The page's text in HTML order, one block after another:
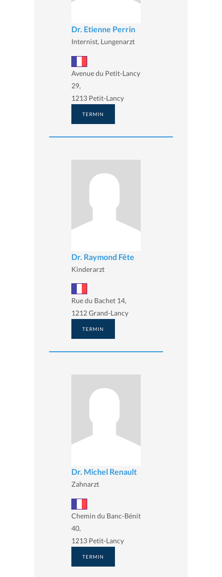
Dr. Etienne Perrin
Internist, Lungenarzt
Avenue du Petit-Lancy
29,
1213 Petit-Lancy
TERMIN
Dr. Raymond Fête
Kinderarzt
Rue du Bachet 14,
1212 Grand-Lancy
TERMIN
Dr. Michel Renault
Zahnarzt
Chemin du Banc-Bénit
40,
1213 Petit-Lancy
TERMIN